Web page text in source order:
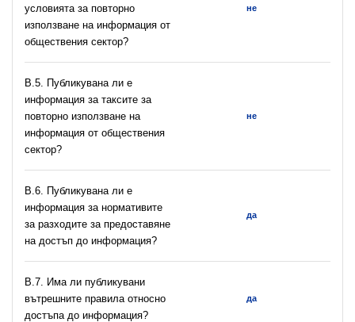
условията за повторно
използване на информация от
обществения сектор?
не
В.5. Публикувана ли е
информация за таксите за
повторно използване на
информация от обществения
сектор?
не
В.6. Публикувана ли е
информация за нормативите
за разходите за предоставяне
на достъп до информация?
да
В.7. Има ли публикувани
вътрешните правила относно
достъпа до информация?
да